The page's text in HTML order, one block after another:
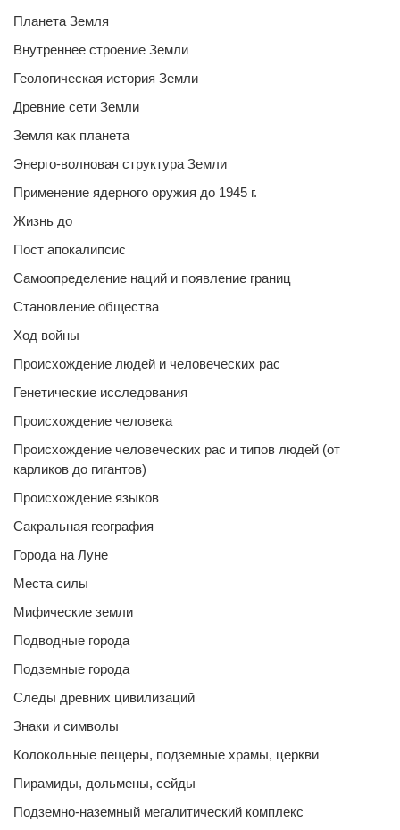
Планета Земля
Внутреннее строение Земли
Геологическая история Земли
Древние сети Земли
Земля как планета
Энерго-волновая структура Земли
Применение ядерного оружия до 1945 г.
Жизнь до
Пост апокалипсис
Самоопределение наций и появление границ
Становление общества
Ход войны
Происхождение людей и человеческих рас
Генетические исследования
Происхождение человека
Происхождение человеческих рас и типов людей (от
карликов до гигантов)
Происхождение языков
Сакральная география
Города на Луне
Места силы
Мифические земли
Подводные города
Подземные города
Следы древних цивилизаций
Знаки и символы
Колокольные пещеры, подземные храмы, церкви
Пирамиды, дольмены, сейды
Подземно-наземный мегалитический комплекс